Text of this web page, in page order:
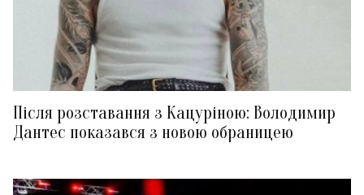
Після розставання з Кацуріною: Володимир
Дантес показався з новою обраницею